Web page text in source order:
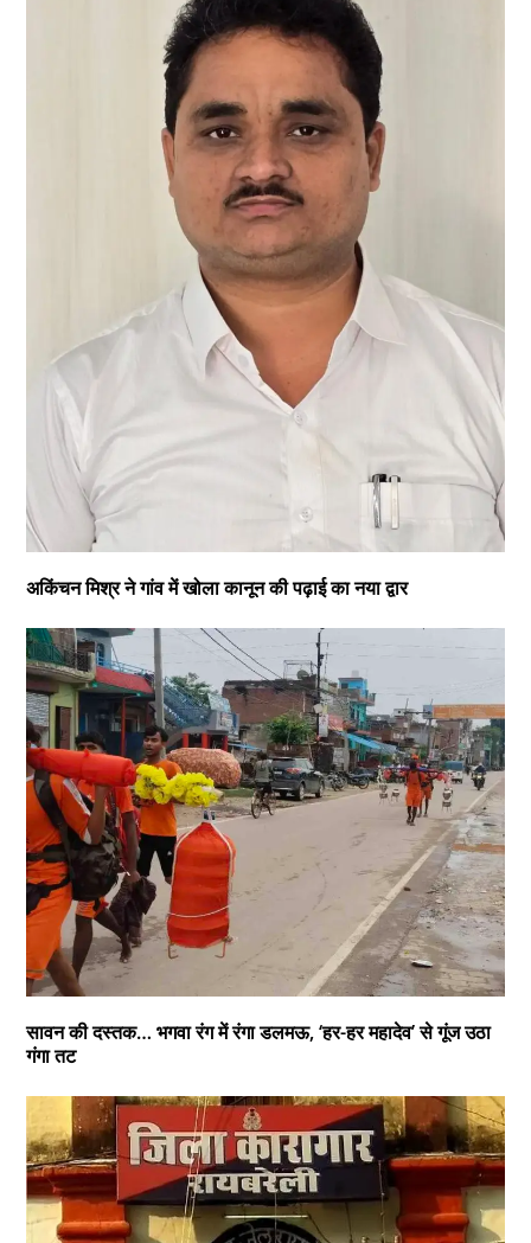
अकिंचन मिश्र ने गांव में खोला कानून की पढ़ाई का नया द्वार
सावन की दस्तक… भगवा रंग में रंगा डलमऊ, ‘हर-हर महादेव’ से गूंज उठा
गंगा तट